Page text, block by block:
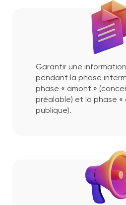
Garantir une
pendant la phase
phase « amont »
préalable) et la phase «
publique).